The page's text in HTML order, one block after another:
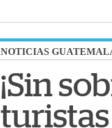
NOTICIAS
¡Sin
turistas